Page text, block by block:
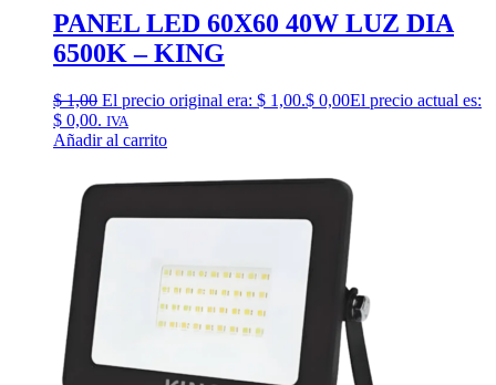
PANEL LED 60X60 40W LUZ DIA
6500K – KING
$1,00 El precio original era: $ 1,00.$ 0,00El precio actual es:
$ 0,00. IVA
Añadir al carrito